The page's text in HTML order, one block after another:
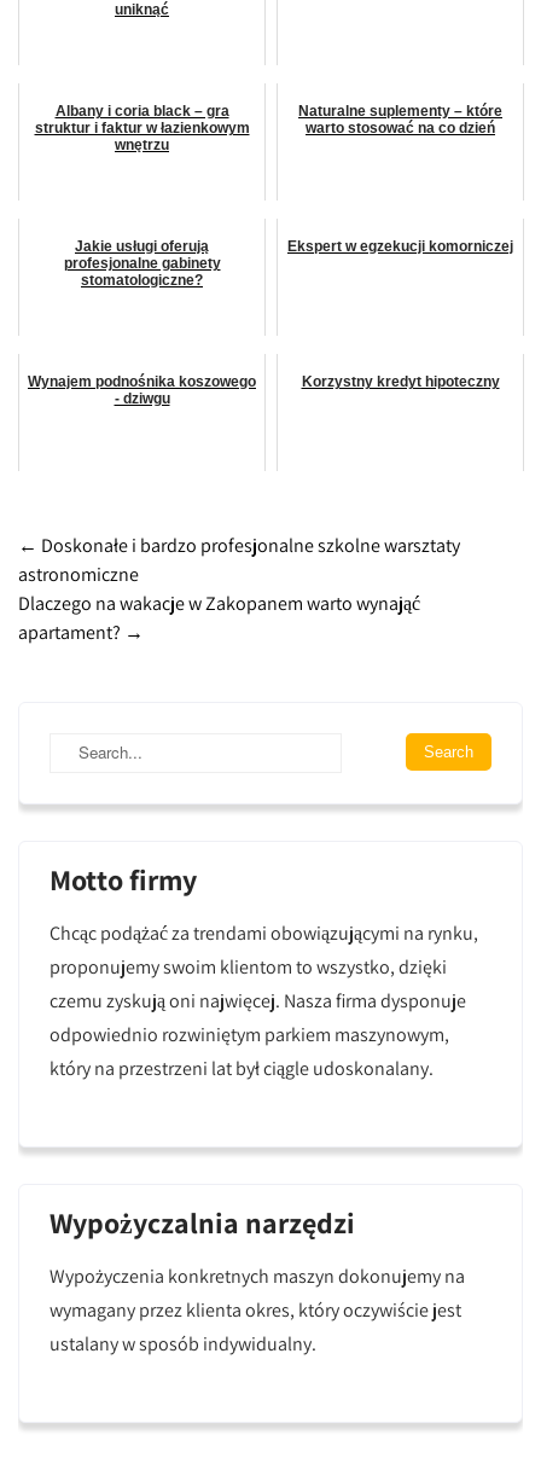
uniknąć
Albany i coria black – gra
struktur i faktur w łazienkowym
wnętrzu
Naturalne suplementy – które
warto stosować na co dzień
Jakie usługi oferują
profesjonalne gabinety
stomatologiczne?
Ekspert w egzekucji komorniczej
Wynajem podnośnika koszowego
- dziwgu
Korzystny kredyt hipoteczny
Post
navigation
← Doskonałe i bardzo profesjonalne szkolne warsztaty
astronomiczne
Dlaczego na wakacje w Zakopanem warto wynająć
apartament? →
Motto firmy
Chcąc podążać za trendami obowiązującymi na rynku,
proponujemy swoim klientom to wszystko, dzięki
czemu zyskują oni najwięcej. Nasza firma dysponuje
odpowiednio rozwiniętym parkiem maszynowym,
który na przestrzeni lat był ciągle udoskonalany.
Wypożyczalnia narzędzi
Wypożyczenia konkretnych maszyn dokonujemy na
wymagany przez klienta okres, który oczywiście jest
ustalany w sposób indywidualny.